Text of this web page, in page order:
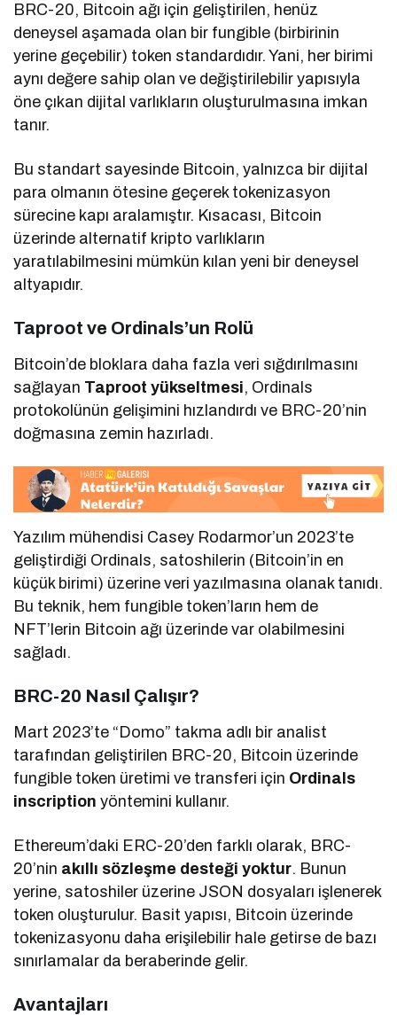
BRC-20, Bitcoin ağı için geliştirilen, henüz
deneysel aşamada olan bir fungible (birbirinin
yerine geçebilir) token standardıdır. Yani, her birimi
aynı değere sahip olan ve değiştirilebilir yapısıyla
öne çıkan dijital varlıkların oluşturulmasına imkan
tanır.
Bu standart sayesinde Bitcoin, yalnızca bir dijital
para olmanın ötesine geçerek tokenizasyon
sürecine kapı aralamıştır. Kısacası, Bitcoin
üzerinde alternatif kripto varlıkların
yaratılabilmesini mümkün kılan yeni bir deneysel
altyapıdır.
Taproot ve Ordinals’un Rolü
Bitcoin’de bloklara daha fazla veri sığdırılmasını
sağlayan Taproot yükseltmesi, Ordinals
protokolünün gelişimini hızlandırdı ve BRC-20’nin
doğmasına zemin hazırladı.
Yazılım mühendisi Casey Rodarmor’un 2023’te
geliştirdiği Ordinals, satoshilerin (Bitcoin’in en
küçük birimi) üzerine veri yazılmasına olanak tanıdı.
Bu teknik, hem fungible token’ların hem de
NFT’lerin Bitcoin ağı üzerinde var olabilmesini
sağladı.
BRC-20 Nasıl Çalışır?
Mart 2023’te “Domo” takma adlı bir analist
tarafından geliştirilen BRC-20, Bitcoin üzerinde
fungible token üretimi ve transferi için Ordinals
inscription yöntemini kullanır.
Ethereum’daki ERC-20’den farklı olarak, BRC-
20’nin akıllı sözleşme desteği yoktur. Bunun
yerine, satoshiler üzerine JSON dosyaları işlenerek
token oluşturulur. Basit yapısı, Bitcoin üzerinde
tokenizasyonu daha erişilebilir hale getirse de bazı
sınırlamalar da beraberinde gelir.
Avantajları